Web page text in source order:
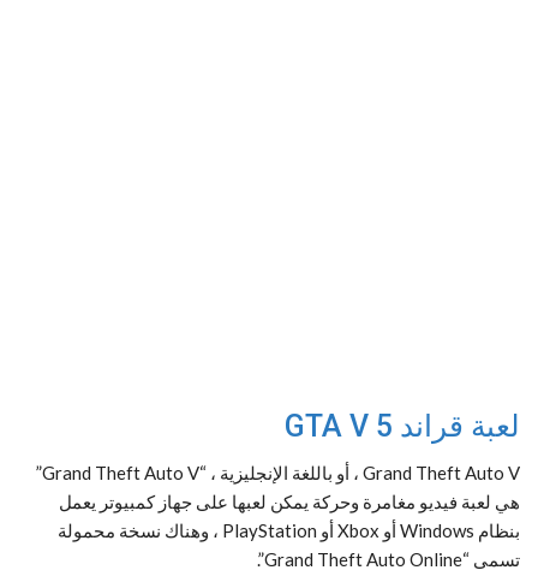
لعبة قراند 5 GTA V
Grand Theft Auto V ، أو باللغة الإنجليزية ، “Grand Theft Auto V”
هي لعبة فيديو مغامرة وحركة يمكن لعبها على جهاز كمبيوتر يعمل
بنظام Windows أو Xbox أو PlayStation ، وهناك نسخة محمولة
تسمى “Grand Theft Auto Online”.